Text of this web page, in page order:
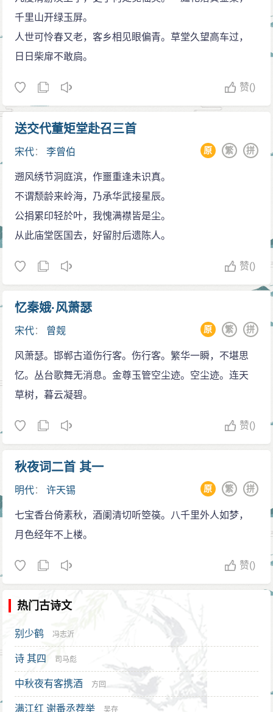
千里山开绿玉屏。
人世可怜春又老，客乡相见眼偏青。草堂久望高车过，
日日柴扉不敢扃。
赞()
送交代董矩堂赴召三首
宋代：李曾伯 拼
繁
原
遡风绣节洞庭滨，作噩重逢未识真。
不谓颓龄来岭海，乃承华武接星辰。
公捐累印轻於叶，我愧满襟皆是尘。
从此庙堂医国去，好留肘后遗陈人。
赞()
忆秦娥·风萧瑟
宋代： 曾觌 拼
繁
原
风萧瑟。邯郸古道伤行客。伤行客。繁华一瞬，不堪思
忆。丛台歌舞无消息。金尊玉管空尘迹。空尘迹。连天
草树，暮云凝碧。
赞()
秋夜词二首 其一
明代：许天锡 拼
繁
原
七宝香台倚素秋，酒阑清切听箜篌。八千里外人如梦，
月色经年不上楼。
赞()
热门古诗文
别少鹤 冯志沂
诗 其四 司马彪
中秋夜有客携酒 方回
满江红 谢番丞荐举 吴存